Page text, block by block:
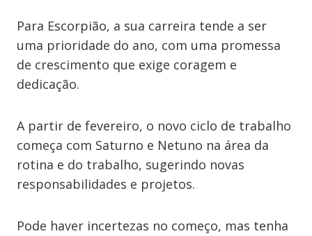
Para Escorpião, a sua carreira tende a ser
uma prioridade do ano, com uma promessa
de crescimento que exige coragem e
dedicação.
A partir de fevereiro, o novo ciclo de trabalho
começa com Saturno e Netuno na área da
rotina e do trabalho, sugerindo novas
responsabilidades e projetos.
Pode haver incertezas no começo, mas tenha